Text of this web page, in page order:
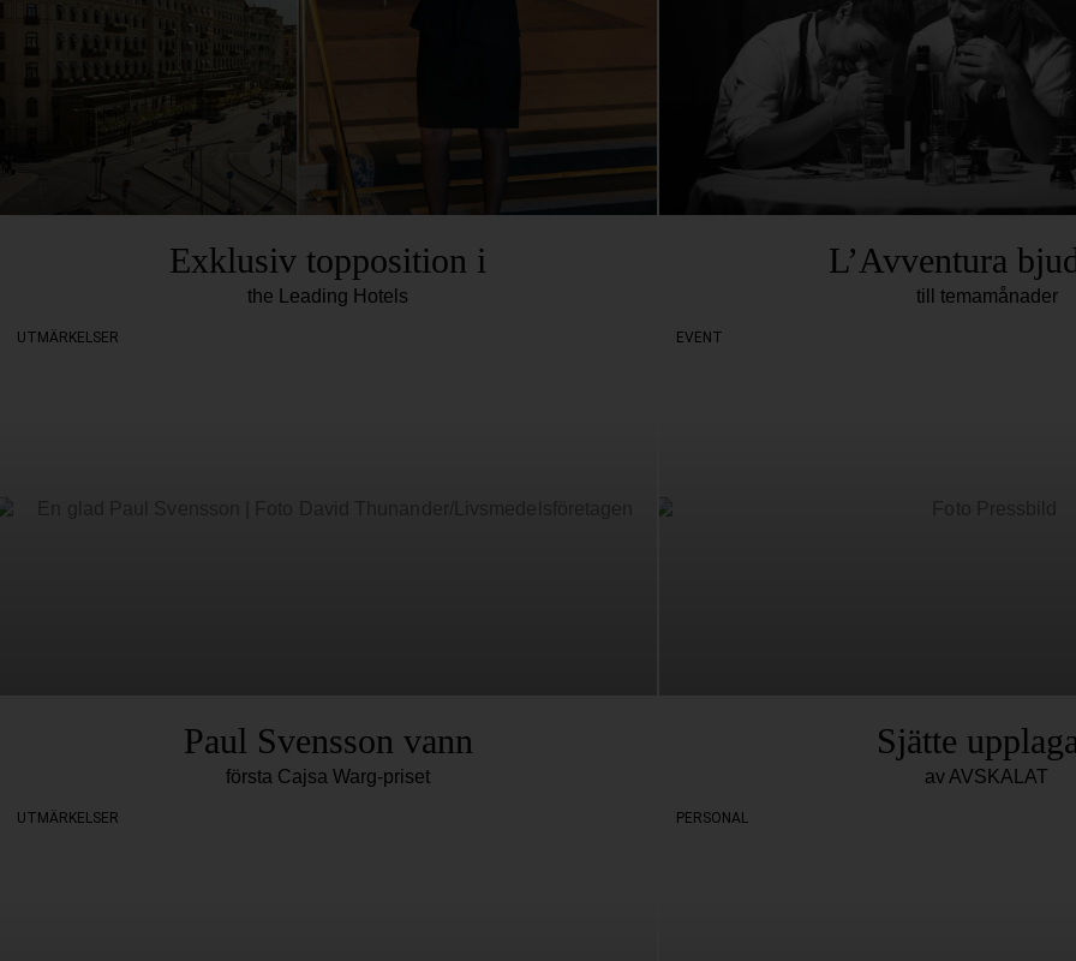
Exklusiv topposition i
the Leading Hotels
L’Avventura
till temamånader
UTMÄRKELSER
Paul Svensson vann
första Cajsa Warg-priset
EVENT
Sjätte
av AVSKALAT
UTMÄRKELSER PERSONAL